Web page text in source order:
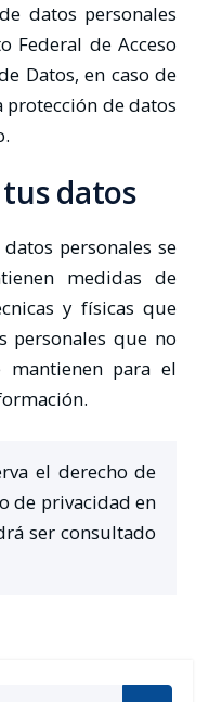
datos personales
Federal de Acceso
Datos, en caso de
de datos
datos
personales se
medidas de
y físicas que
personales que no
para el
el derecho de
de privacidad en
ser consultado